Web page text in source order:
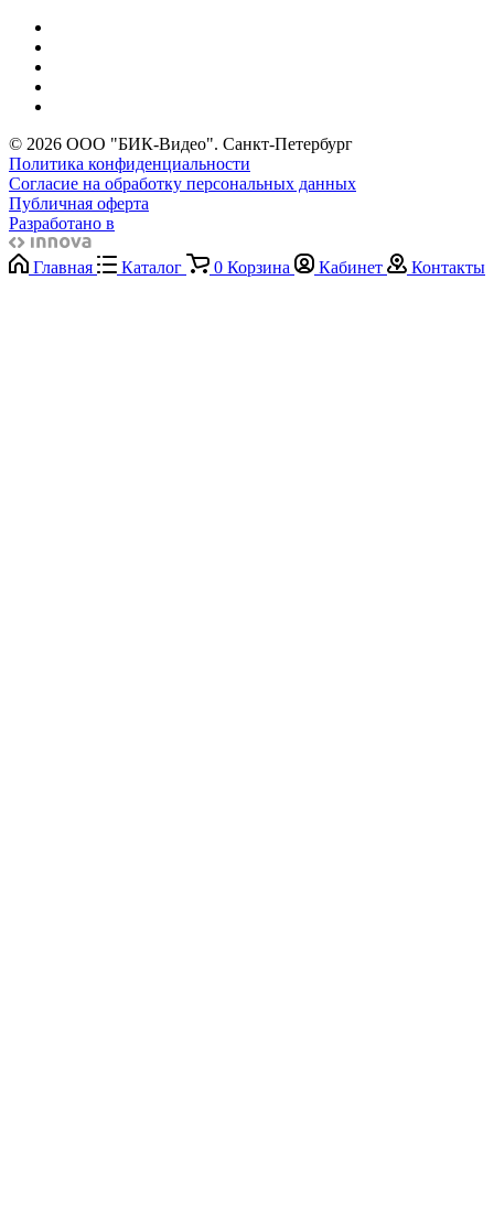
© 2026 ООО "БИК-Видео". Санкт-Петербург
Политика конфиденциальности
Согласие на обработку персональных данных
Публичная оферта
Разработано в
Главная Каталог 0 Корзина Кабинет Контакты